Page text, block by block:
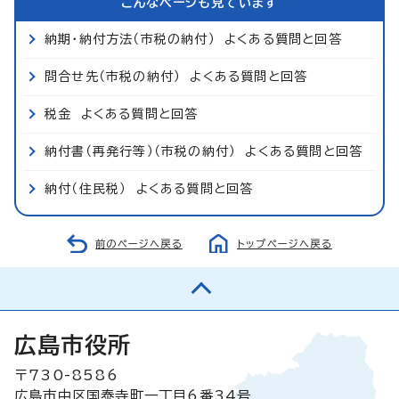
納期・納付方法（市税の納付） よくある質問と回答
問合せ先（市税の納付） よくある質問と回答
税金 よくある質問と回答
納付書（再発行等）（市税の納付） よくある質問と回答
納付（住民税） よくある質問と回答
前のページへ戻る トップページへ戻る
広島市役所
〒730-8586
広島市中区国泰寺町一丁目6番34号